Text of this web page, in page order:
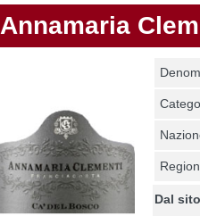
Annamaria
Dal